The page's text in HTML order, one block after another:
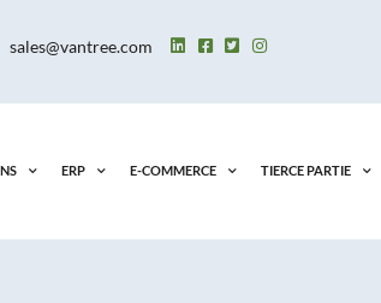
sales@vantree.com
ERP E-COMMERCE TIERCE PARTIE